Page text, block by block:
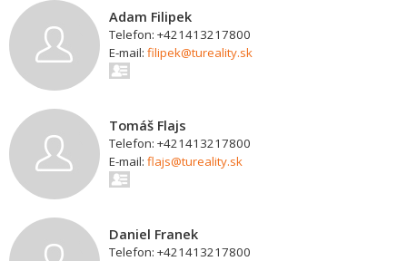
Adam Filipek
Telefon: +421413217800
E-mail: filipek@tureality.sk
Tomáš Flajs
Telefon: +421413217800
E-mail: flajs@tureality.sk
Daniel Franek
Telefon: +421413217800